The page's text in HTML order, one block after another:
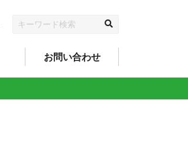
お問い合わせ